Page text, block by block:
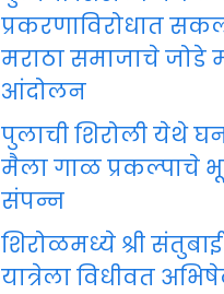
प्रकरणाविरोधात
मराठा समाजाचे जोडे
आंदोलन
पुलाची शिरोली येथे
मैला गाळ प्रकल्पाचे
संपन्न
शिरोळमध्ये श्री
यात्रेला विधीवत